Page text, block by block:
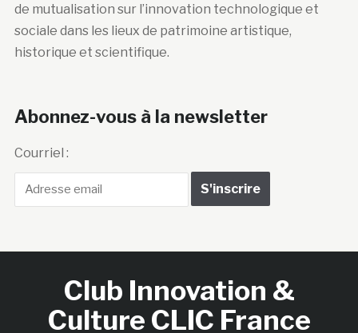
de mutualisation sur l’innovation technologique et
sociale dans les lieux de patrimoine artistique,
historique et scientifique.
Abonnez-vous à la newsletter
Courriel :
Club Innovation &
Culture CLIC France